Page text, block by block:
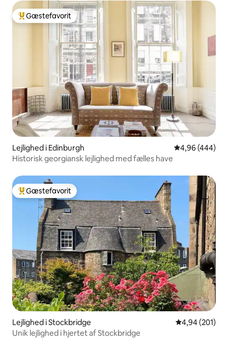
Bedste gæstefavorit
Gæstefavorit
Lejlighed i Edinburgh 4,96 ud af 5 i
4,96 (444)
Historisk georgiansk lejlighed med fælles have
Bedste gæstefavorit
Gæstefavorit
Lejlighed i Stockbridge 4,94 ud af 5 i
4,94 (201)
Unik lejlighed i hjertet af Stockbridge